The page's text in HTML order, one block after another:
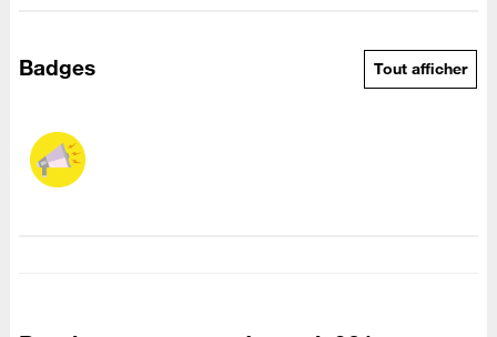
Badges Tout afficher